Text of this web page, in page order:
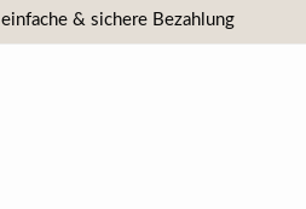
einfache & sichere Bezahlung